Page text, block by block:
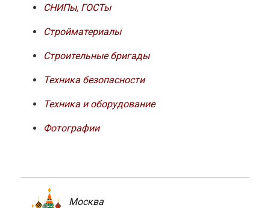
СНИПы, ГОСТы
Стройматериалы
Строительные бригады
Техника безопасности
Техника и оборудование
Фотографии
Москва